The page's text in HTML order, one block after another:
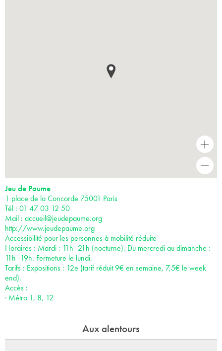
+
Jeu de Paume
1 place de la Concorde 75001 Paris
Tél : 01 47 03 12 50
Mail : accueil@jeudepaume.org
http://www.jeudepaume.org
Accessibilité pour les personnes à mobilité réduite
Horaires : Mardi : 11h -21h (nocturne). Du mercredi au dimanche :
11h -19h. Fermeture le lundi.
Tarifs : Expositions : 12e (tarif réduit 9€ en semaine, 7,5€ le week
end).
Accès :
· Métro 1, 8, 12
Aux alentours